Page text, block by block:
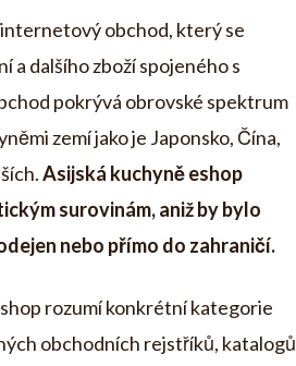
internetový obchod, který se
a dalšího zboží spojeného s
pokrývá obrovské spektrum
zemí jako je Japonsko, Čína,
Asijská kuchyně eshop
surovinám, aniž by bylo
nebo přímo do zahraničí.
rozumí konkrétní kategorie
obchodních rejstříků, katalogů